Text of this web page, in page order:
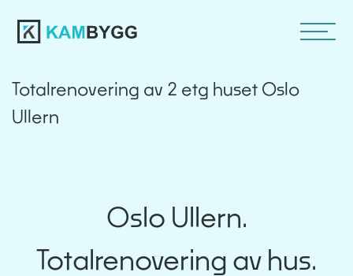
Totalrenovering av 2 etg huset Oslo
Ullern
Oslo Ullern.
Totalrenovering av hus.